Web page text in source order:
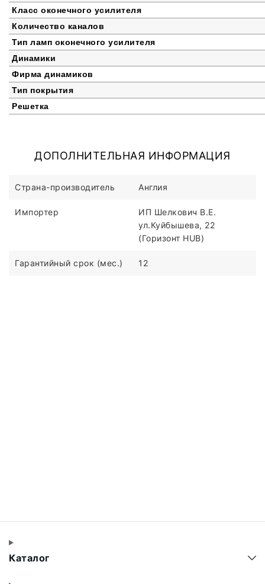
Класс оконечного усилителя
Количество каналов
Тип ламп оконечного усилителя
Динамики
Фирма динамиков
Тип покрытия
Решетка
ДОПОЛНИТЕЛЬНАЯ ИНФОРМАЦИЯ
Страна-производитель Англия
Импортер
ИП Шелкович В.Е.
ул.Куйбышева, 22
(Горизонт HUB)
Гарантийный срок (мес.) 12
Каталог